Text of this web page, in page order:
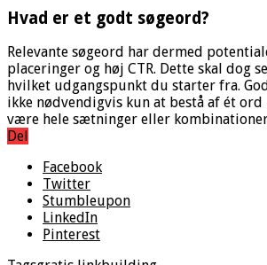
Hvad er et godt søgeord?
Relevante søgeord har dermed
placeringer og høj CTR. Dette skal dog
hvilket udgangspunkt du starter fra.
ikke nødvendigvis kun at bestå af ét ord
være hele sætninger eller
Del
Facebook
Twitter
Stumbleupon
LinkedIn
Pinterest